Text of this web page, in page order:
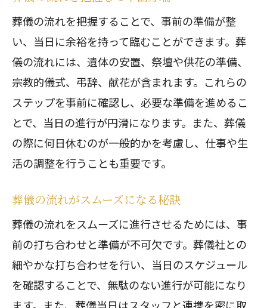
亡くなってから葬儀までの流れと日数
葬儀までの日数と準備の進め方
葬儀までの日数に関する基本知識
亡くなってから葬儀までのスケジュー
ル
葬儀までの日数と心の準備
葬儀前の日数を有効に活用する方法
葬儀の流れを守り失敗を防ぐ
葬儀でのマナーを守ることで安心感を
葬儀の流れとマナーの重要な関係
葬儀の流れとマナーを学んで自信を
葬儀での失敗を防ぐためのポイント
葬儀の流れを把握することで、事前の準備が整
い、当日に余裕を持って臨むことができます。葬
儀の流れには、遺体の安置、祭壇や供花の準備、
宗教的儀式、弔辞、献花が含まれます。これらの
ステップを事前に確認し、必要な準備を進めるこ
とで、当日の進行が円滑になります。また、葬儀
の際に何日休むのが一般的かを考慮し、仕事や生
活の調整を行うことも重要です。
葬儀の流れがスムーズになる秘訣
葬儀の流れをスムーズに進行させるためには、事
前の打ち合わせと準備が不可欠です。葬儀社との
細やかな打ち合わせを行い、当日のスケジュール
を確認することで、無駄のない進行が可能になり